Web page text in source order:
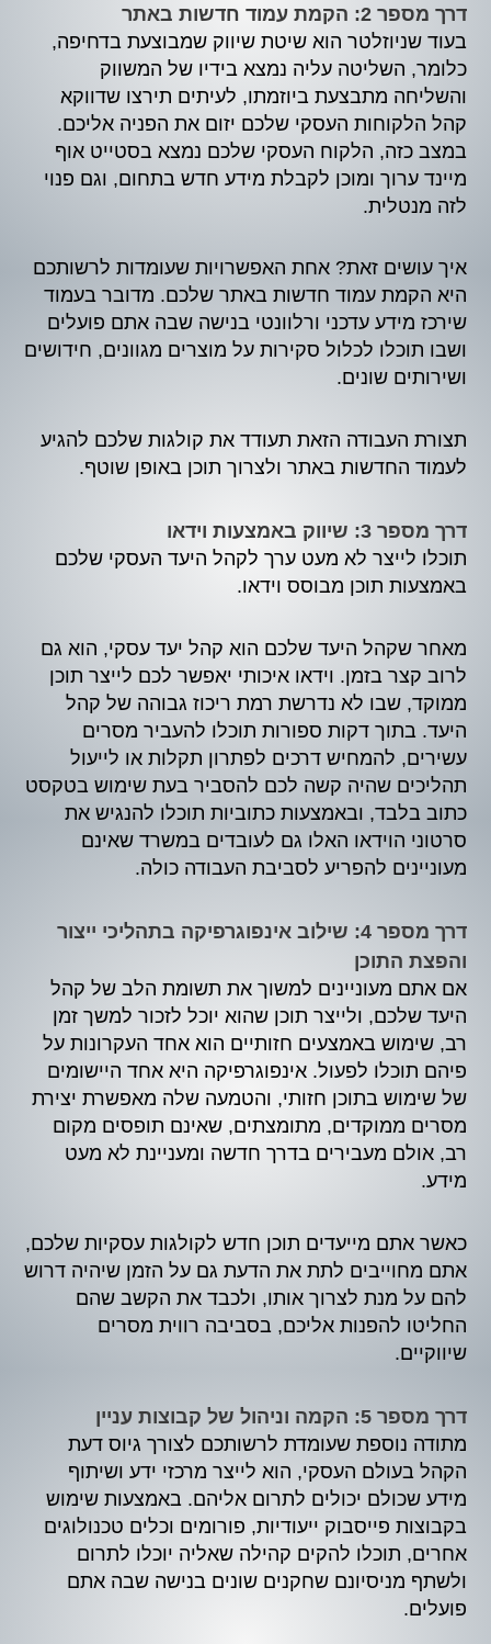
דרך מספר 2: הקמת עמוד חדשות באתר
בעוד שניוזלטר הוא שיטת שיווק שמבוצעת בדחיפה,
כלומר, השליטה עליה נמצא בידיו של המשווק
והשליחה מתבצעת ביוזמתו, לעיתים תירצו שדווקא
קהל הלקוחות העסקי שלכם יזום את הפניה אליכם.
במצב כזה, הלקוח העסקי שלכם נמצא בסטייט אוף
מיינד ערוך ומוכן לקבלת מידע חדש בתחום, וגם פנוי
לזה מנטלית.
איך עושים זאת? אחת האפשרויות שעומדות לרשותכם
היא הקמת עמוד חדשות באתר שלכם. מדובר בעמוד
שירכז מידע עדכני ורלוונטי בנישה שבה אתם פועלים
ושבו תוכלו לכלול סקירות על מוצרים מגוונים, חידושים
ושירותים שונים.
תצורת העבודה הזאת תעודד את קולגות שלכם להגיע
לעמוד החדשות באתר ולצרוך תוכן באופן שוטף.
דרך מספר 3: שיווק באמצעות וידאו
תוכלו לייצר לא מעט ערך לקהל היעד העסקי שלכם
באמצעות תוכן מבוסס וידאו.
מאחר שקהל היעד שלכם הוא קהל יעד עסקי, הוא גם
לרוב קצר בזמן. וידאו איכותי יאפשר לכם לייצר תוכן
ממוקד, שבו לא נדרשת רמת ריכוז גבוהה של קהל
היעד. בתוך דקות ספורות תוכלו להעביר מסרים
עשירים, להמחיש דרכים לפתרון תקלות או לייעול
תהליכים שהיה קשה לכם להסביר בעת שימוש בטקסט
כתוב בלבד, ובאמצעות כתוביות תוכלו להנגיש את
סרטוני הוידאו האלו גם לעובדים במשרד שאינם
מעוניינים להפריע לסביבת העבודה כולה.
דרך מספר 4: שילוב אינפוגרפיקה בתהליכי ייצור
והפצת התוכן
אם אתם מעוניינים למשוך את תשומת הלב של קהל
היעד שלכם, ולייצר תוכן שהוא יוכל לזכור למשך זמן
רב, שימוש באמצעים חזותיים הוא אחד העקרונות על
פיהם תוכלו לפעול. אינפוגרפיקה היא אחד היישומים
של שימוש בתוכן חזותי, והטמעה שלה מאפשרת יצירת
מסרים ממוקדים, מתומצתים, שאינם תופסים מקום
רב, אולם מעבירים בדרך חדשה ומעניינת לא מעט
מידע.
כאשר אתם מייעדים תוכן חדש לקולגות עסקיות שלכם,
אתם מחוייבים לתת את הדעת גם על הזמן שיהיה דרוש
להם על מנת לצרוך אותו, ולכבד את הקשב שהם
החליטו להפנות אליכם, בסביבה רווית מסרים
שיווקיים.
דרך מספר 5: הקמה וניהול של קבוצות עניין
מתודה נוספת שעומדת לרשותכם לצורך גיוס דעת
הקהל בעולם העסקי, הוא לייצר מרכזי ידע ושיתוף
מידע שכולם יכולים לתרום אליהם. באמצעות שימוש
בקבוצות פייסבוק ייעודיות, פורומים וכלים טכנולוגים
אחרים, תוכלו להקים קהילה שאליה יוכלו לתרום
ולשתף מניסיונם שחקנים שונים בנישה שבה אתם
פועלים.